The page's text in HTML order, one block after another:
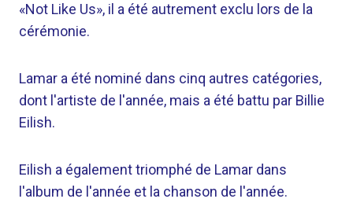
«Not Like Us», il a été autrement exclu lors de la
cérémonie.
Lamar a été nominé dans cinq autres catégories,
dont l'artiste de l'année, mais a été battu par Billie
Eilish.
Eilish a également triomphé de Lamar dans
l'album de l'année et la chanson de l'année.